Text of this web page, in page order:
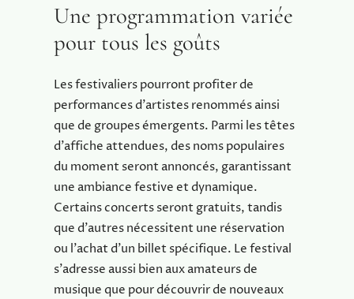
Une programmation variée
pour tous les goûts
Les festivaliers pourront profiter de
performances d’artistes renommés ainsi
que de groupes émergents. Parmi les têtes
d’affiche attendues, des noms populaires
du moment seront annoncés, garantissant
une ambiance festive et dynamique.
Certains concerts seront gratuits, tandis
que d’autres nécessitent une réservation
ou l’achat d’un billet spécifique. Le festival
s’adresse aussi bien aux amateurs de
musique que pour découvrir de nouveaux